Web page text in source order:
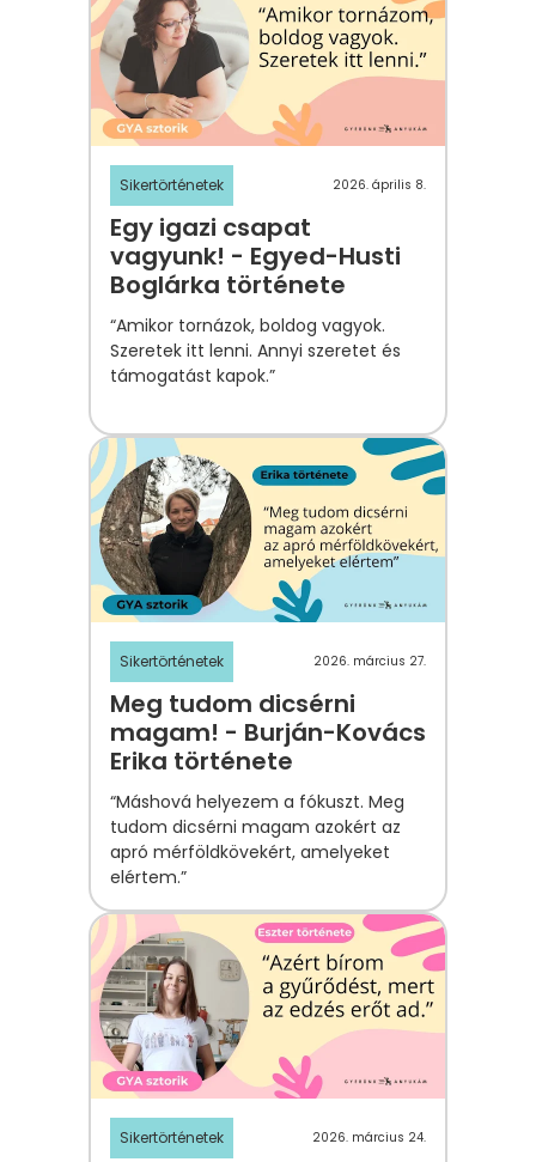
Sikertörténetek 2026. április 8.
Egy igazi csapat
vagyunk! - Egyed-Husti
Boglárka története
“Amikor tornázok, boldog vagyok.
Szeretek itt lenni. Annyi szeretet és
támogatást kapok.”
Sikertörténetek 2026. március 27.
Meg tudom dicsérni
magam! - Burján-Kovács
Erika története
“Máshová helyezem a fókuszt. Meg
tudom dicsérni magam azokért az
apró mérföldkövekért, amelyeket
elértem.”
Sikertörténetek 2026. március 24.